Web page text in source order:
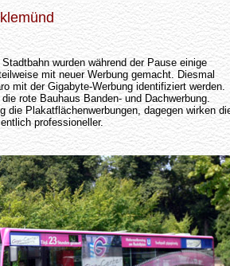
wurden während der Pause einige
mit neuer Werbung gemacht. Diesmal
mit der Gigabyte-Werbung identifiziert werden.
rote Bauhaus Banden- und Dachwerbung.
die Plakatflächenwerbungen, dagegen wirken
professioneller.